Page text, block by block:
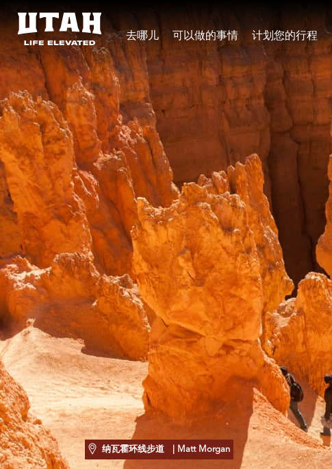
Skip to content
去哪儿 可以做的事情 计划您的行程
纳瓦霍环线步道 | Matt Morgan